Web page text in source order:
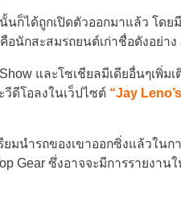
นก็ได้ถูกเปิดตัวออกมาแล้ว โดย
อนักสะสมรถยนต์เก่าชื่อดังอย่าง
และโซเชียลมีเดียอื่นๆเพิ่ม
ดีโอลงในเว็ปไซต์ “Jay
ยมนำรถของเขาออกซิ่งแล้วในก
Gear ซึ่งอาจจะมีการรายงาน